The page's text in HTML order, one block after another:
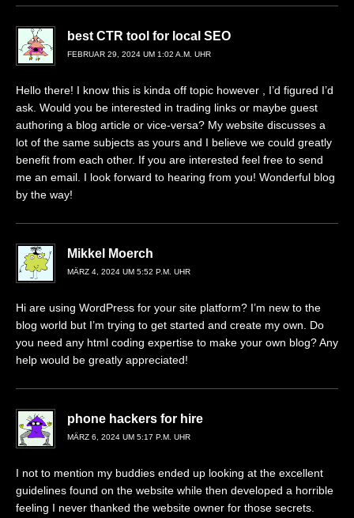
best CTR tool for local SEO
FEBRUAR 29, 2024 UM 1:02 A.M. UHR
Hello there! I know this is kinda off topic however , I’d figured I’d
ask. Would you be interested in trading links or maybe guest
authoring a blog article or vice-versa? My website discusses a
lot of the same subjects as yours and I believe we could greatly
benefit from each other. If you are interested feel free to send
me an email. I look forward to hearing from you! Wonderful blog
by the way!
Mikkel Moerch
MÄRZ 4, 2024 UM 5:52 P.M. UHR
Hi are using WordPress for your site platform? I’m new to the
blog world but I’m trying to get started and create my own. Do
you need any html coding expertise to make your own blog? Any
help would be greatly appreciated!
phone hackers for hire
MÄRZ 6, 2024 UM 5:17 P.M. UHR
I not to mention my buddies ended up looking at the excellent
guidelines found on the website while then developed a horrible
feeling I never thanked the website owner for those secrets.